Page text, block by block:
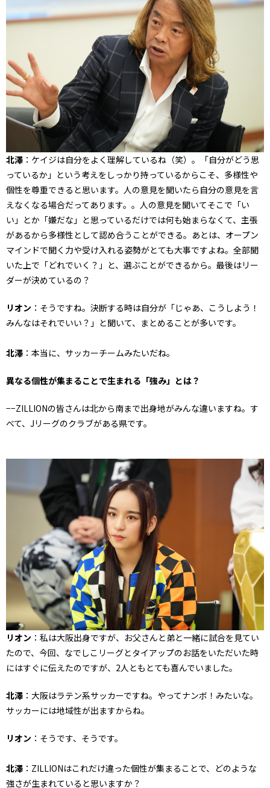
北澤 ：ケイジは自分をよく理解しているね（笑）。「自分がどう思
っているか」という考えをしっかり持っているからこそ、多様性や
個性を尊重できると思います。人の意見を聞いたら自分の意見を言
えなくなる場合だってあります。。人の意見を聞いてそこで「い
い」とか「嫌だな」と思っているだけでは何も始まらなくて、主張
があるから多様性として認め合うことができる。あとは、オープン
マインドで聞く力や受け入れる姿勢がとても大事ですよね。全部聞
いた上で「どれでいく？」と、選ぶことができるから。最後はリー
ダーが決めているの？
リオン ：そうですね。決断する時は自分が「じゃあ、こうしよう！
みんなはそれでいい？」と聞いて、まとめることが多いです。
北澤 ：本当に、サッカーチームみたいだね。
異なる個性が集まることで生まれる「強み」とは？
−−ZILLIONの皆さんは北から南まで出身地がみんな違いますね。す
べて、Jリーグのクラブがある県です。
リオン ：私は大阪出身ですが、お父さんと弟と一緒に試合を見てい
たので、今回、なでしこリーグとタイアップのお話をいただいた時
にはすぐに伝えたのですが、2人ともとても喜んでいました。
北澤 ：大阪はラテン系サッカーですね。やってナンボ！みたいな。
サッカーには地域性が出ますからね。
リオン ：そうです、そうです。
北澤 ：ZILLIONはこれだけ違った個性が集まることで、どのような
強さが生まれていると思いますか？